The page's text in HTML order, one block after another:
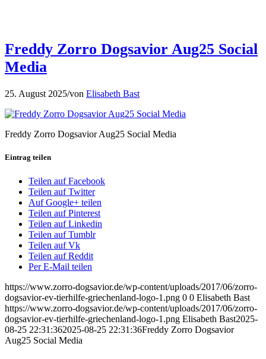
Freddy Zorro Dogsavior Aug25 Social
Media
25. August 2025/von Elisabeth Bast
Freddy Zorro Dogsavior Aug25 Social Media
Eintrag teilen
Teilen auf Facebook
Teilen auf Twitter
Auf Google+ teilen
Teilen auf Pinterest
Teilen auf Linkedin
Teilen auf Tumblr
Teilen auf Vk
Teilen auf Reddit
Per E-Mail teilen
https://www.zorro-dogsavior.de/wp-content/uploads/2017/06/zorro-
dogsavior-ev-tierhilfe-griechenland-logo-1.png 0 0 Elisabeth Bast
https://www.zorro-dogsavior.de/wp-content/uploads/2017/06/zorro-
dogsavior-ev-tierhilfe-griechenland-logo-1.png Elisabeth Bast2025-
08-25 22:31:362025-08-25 22:31:36Freddy Zorro Dogsavior
Aug25 Social Media